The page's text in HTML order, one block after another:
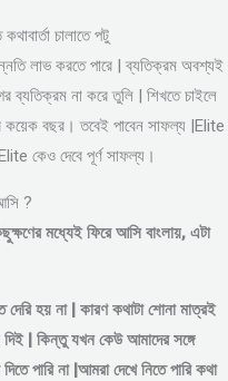
চালাতে পটু
লাভ করতে পারে | ব্যতিক্রম অবশ্যই
ব্যতিক্রম না করে তুলি | শিখতে চাইলে
কয়েক বছর। তবেই পাবেন সাফল্য |Elite
কেও দেবে পূর্ণ সাফল্য।
?
মধ্যেই ফিরে আসি বাংলায়, এটা
হয় না | কারণ কথাটা শোনা মাত্রই
| কিন্তু যখন কেউ আমাদের সঙ্গে
পারি না |আমরা দেখে নিতে পারি কথা